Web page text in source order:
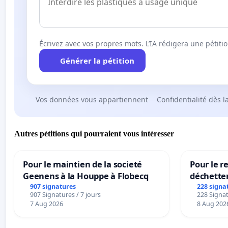
Première guerre mondiale et que Raymond a
pu s'échapper des camps.
70 ans après les coups qu'il a reçus de la police
Nous exigeons que les autorités françaises sortent
solennellement l'antitsiganisme qui, comme toutes
et l'Europe du XXIème siècle mais demeure
SOLIDARITY WITH RAYMOND GURÊME
Last January the 12th, Justice decided to close the
(cf :http://www.depechestsiganes.fr/violences-
gureme-89-ans/
Écrivez avec vos propres mots. L’IA rédigera une
Générer la pétition
Vos données vous appartiennent Confidentialité dès
Autres pétitions qui pourraient vous intéresser
Pour le maintien de la societé
Geenens à la Houppe à Flobecq
907 signatures
907 Signatures / 7 jours
7 Aug 2026
Pour le
228
228
8 Aug